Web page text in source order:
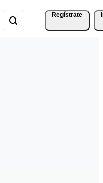
Regístrate